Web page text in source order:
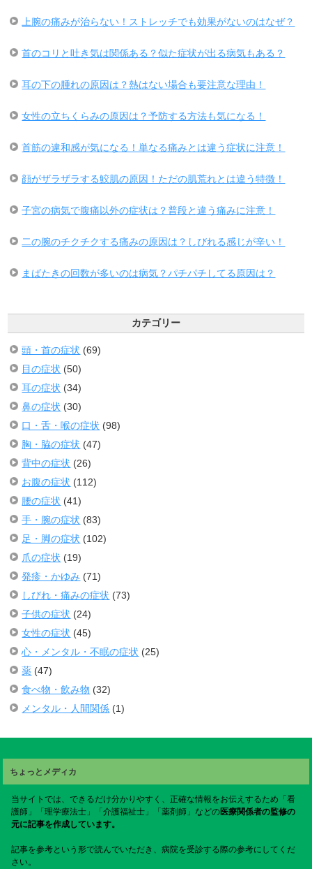
上腕の痛みが治らない！ストレッチでも効果がないのはなぜ？
首のコリと吐き気は関係ある？似た症状が出る病気もある？
耳の下の腫れの原因は？熱はない場合も要注意な理由！
女性の立ちくらみの原因は？予防する方法も気になる！
首筋の違和感が気になる！単なる痛みとは違う症状に注意！
顔がザラザラする鮫肌の原因！ただの肌荒れとは違う特徴！
子宮の病気で腹痛以外の症状は？普段と違う痛みに注意！
二の腕のチクチクする痛みの原因は？しびれる感じが辛い！
まばたきの回数が多いのは病気？パチパチしてる原因は？
カテゴリー
頭・首の症状 (69)
目の症状 (50)
耳の症状 (34)
鼻の症状 (30)
口・舌・喉の症状 (98)
胸・脇の症状 (47)
背中の症状 (26)
お腹の症状 (112)
腰の症状 (41)
手・腕の症状 (83)
足・脚の症状 (102)
爪の症状 (19)
発疹・かゆみ (71)
しびれ・痛みの症状 (73)
子供の症状 (24)
女性の症状 (45)
心・メンタル・不眠の症状 (25)
薬 (47)
食べ物・飲み物 (32)
メンタル・人間関係 (1)
ちょっとメディカ
当サイトでは、できるだけ分かりやすく、正確な情報をお伝えするため「看
護師」「理学療法士」「介護福祉士」「薬剤師」などの医療関係者の監修の
元に記事を作成しています。
記事を参考という形で読んでいただき、病院を受診する際の参考にしてくだ
さい。